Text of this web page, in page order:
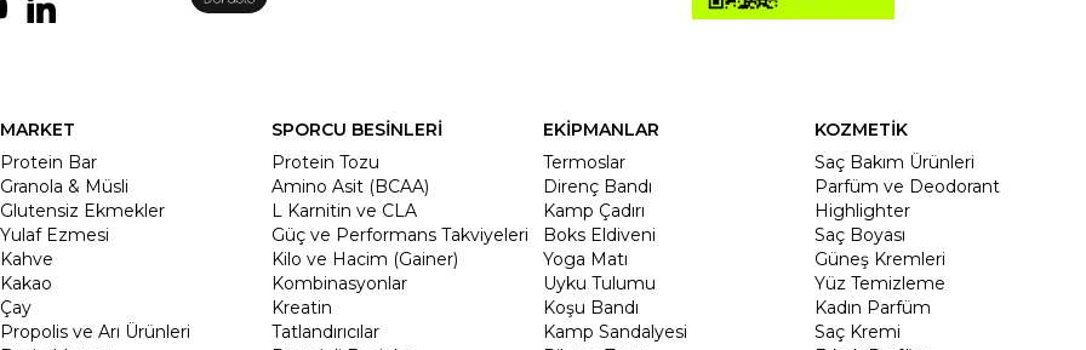
MARKET
Protein Bar
Granola & Müsli
Glutensiz Ekmekler
Yulaf Ezmesi
Kahve
Kakao
Çay
Propolis ve Arı Ürünleri
SPORCU BESİNLERİ
Protein Tozu
Amino Asit (BCAA)
L Karnitin ve CLA
Güç ve Performans Takviyeleri
Kilo ve Hacim (Gainer)
Kombinasyonlar
Kreatin
Tatlandırıcılar
EKİPMANLAR
Termoslar
Direnç Bandı
Kamp Çadırı
Boks Eldiveni
Yoga Matı
Uyku Tulumu
Koşu Bandı
Kamp Sandalyesi
KOZMETİK
Saç Bakım Ürünleri
Parfüm ve Deodorant
Highlighter
Saç Boyası
Güneş Kremleri
Yüz Temizleme
Kadın Parfüm
Saç Kremi